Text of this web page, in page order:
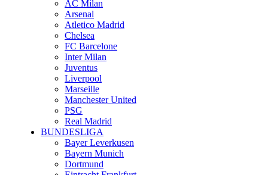
AC Milan
Arsenal
Atletico Madrid
Chelsea
FC Barcelone
Inter Milan
Juventus
Liverpool
Marseille
Manchester United
PSG
Real Madrid
BUNDESLIGA
Bayer Leverkusen
Bayern Munich
Dortmund